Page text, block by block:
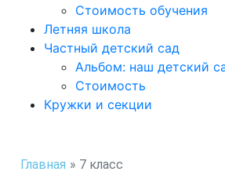
Стоимость обучения
Летняя школа
Частный детский сад
Альбом: наш детский
Стоимость
Кружки и секции
Главная » 7 класс